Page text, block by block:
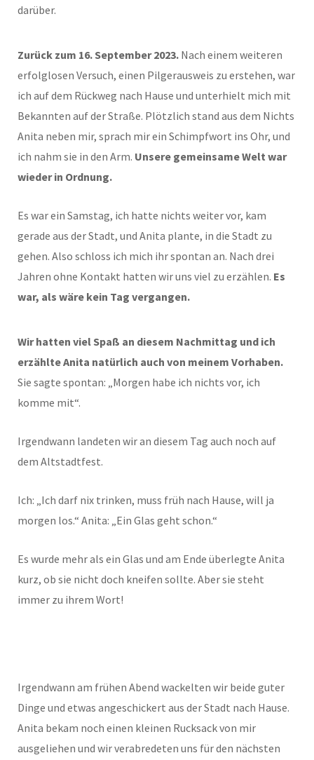
darüber.
Zurück zum 16. September 2023. Nach einem weiteren
erfolglosen Versuch, einen Pilgerausweis zu erstehen, war
ich auf dem Rückweg nach Hause und unterhielt mich mit
Bekannten auf der Straße. Plötzlich stand aus dem Nichts
Anita neben mir, sprach mir ein Schimpfwort ins Ohr, und
ich nahm sie in den Arm. Unsere gemeinsame Welt war
wieder in Ordnung.
Es war ein Samstag, ich hatte nichts weiter vor, kam
gerade aus der Stadt, und Anita plante, in die Stadt zu
gehen. Also schloss ich mich ihr spontan an. Nach drei
Jahren ohne Kontakt hatten wir uns viel zu erzählen. Es
war, als wäre kein Tag vergangen.
Wir hatten viel Spaß an diesem Nachmittag und ich
erzählte Anita natürlich auch von meinem Vorhaben.
Sie sagte spontan: „Morgen habe ich nichts vor, ich
komme mit“.
Irgendwann landeten wir an diesem Tag auch noch auf
dem Altstadtfest.
Ich: „Ich darf nix trinken, muss früh nach Hause, will ja
morgen los.“ Anita: „Ein Glas geht schon.“
Es wurde mehr als ein Glas und am Ende überlegte Anita
kurz, ob sie nicht doch kneifen sollte. Aber sie steht
immer zu ihrem Wort!
Irgendwann am frühen Abend wackelten wir beide guter
Dinge und etwas angeschickert aus der Stadt nach Hause.
Anita bekam noch einen kleinen Rucksack von mir
ausgeliehen und wir verabredeten uns für den nächsten